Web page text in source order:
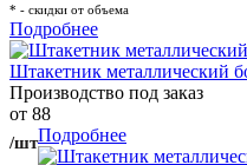
* - скидки от объема
Подробнее
Штакетник металлический
Производство под заказ
от 88
/штПодробнее